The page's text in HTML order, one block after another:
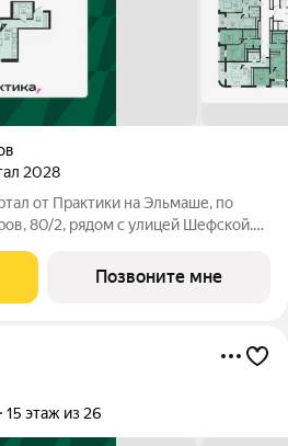
2028
80/2, рядом с улицей Шефской.
и №95, детский сад №440,
Позвоните мне
15 этаж из 26